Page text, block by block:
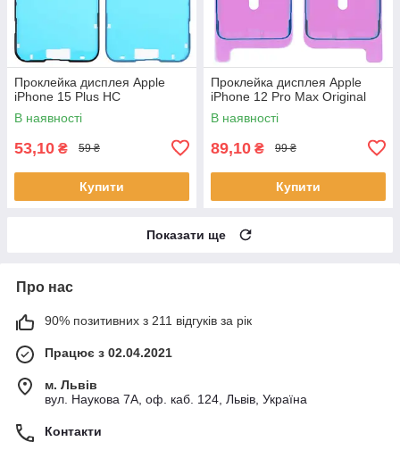
Проклейка дисплея Apple
iPhone 15 Plus HC
В наявності
53,10 ₴ 59 ₴
Купити
Проклейка дисплея Apple
iPhone 12 Pro Max Original
В наявності
89,10 ₴ 99 ₴
Купити
Показати ще
Про нас
90% позитивних з 211 відгуків за рік
Працює з 02.04.2021
м. Львів
вул. Наукова 7А, оф. каб. 124, Львів, Україна
Контакти